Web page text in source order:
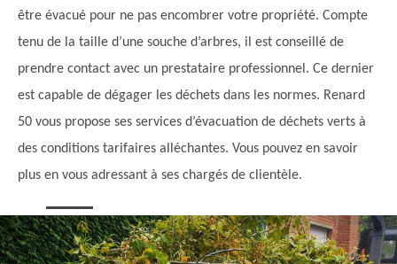
être évacué pour ne pas encombrer votre propriété. Compte
tenu de la taille d’une souche d’arbres, il est conseillé de
prendre contact avec un prestataire professionnel. Ce dernier
est capable de dégager les déchets dans les normes. Renard
50 vous propose ses services d’évacuation de déchets verts à
des conditions tarifaires alléchantes. Vous pouvez en savoir
plus en vous adressant à ses chargés de clientèle.